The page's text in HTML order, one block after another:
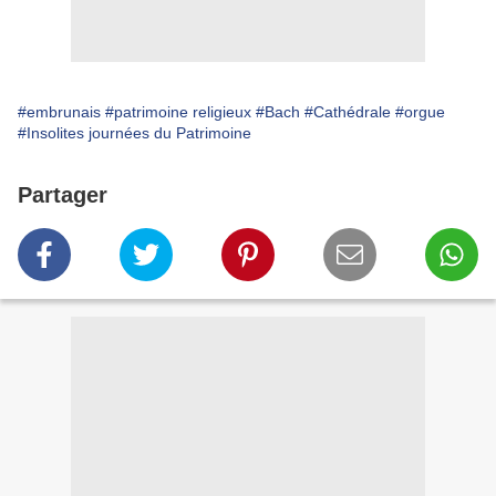
#embrunais #patrimoine religieux #Bach #Cathédrale #orgue
#Insolites journées du Patrimoine
Partager